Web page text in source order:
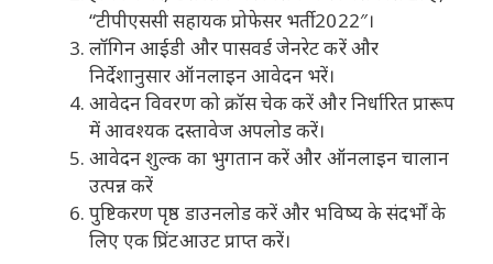
“टीपीएससी सहायक प्रोफेसर भर्ती 2022″।
लॉगिन आईडी और पासवर्ड जेनरेट करें और
निर्देशानुसार ऑनलाइन आवेदन भरें।
आवेदन विवरण को क्रॉस चेक करें और निर्धारित प्रारूप
में आवश्यक दस्तावेज अपलोड करें।
आवेदन शुल्क का भुगतान करें और ऑनलाइन चालान
उत्पन्न करें
पुष्टिकरण पृष्ठ डाउनलोड करें और भविष्य के संदर्भों के
लिए एक प्रिंटआउट प्राप्त करें।